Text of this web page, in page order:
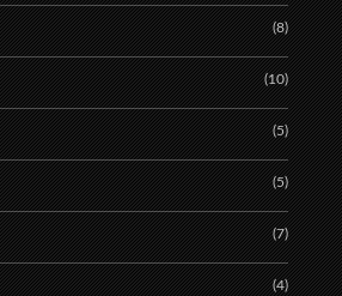
(8)
(10)
(5)
(5)
(7)
(4)